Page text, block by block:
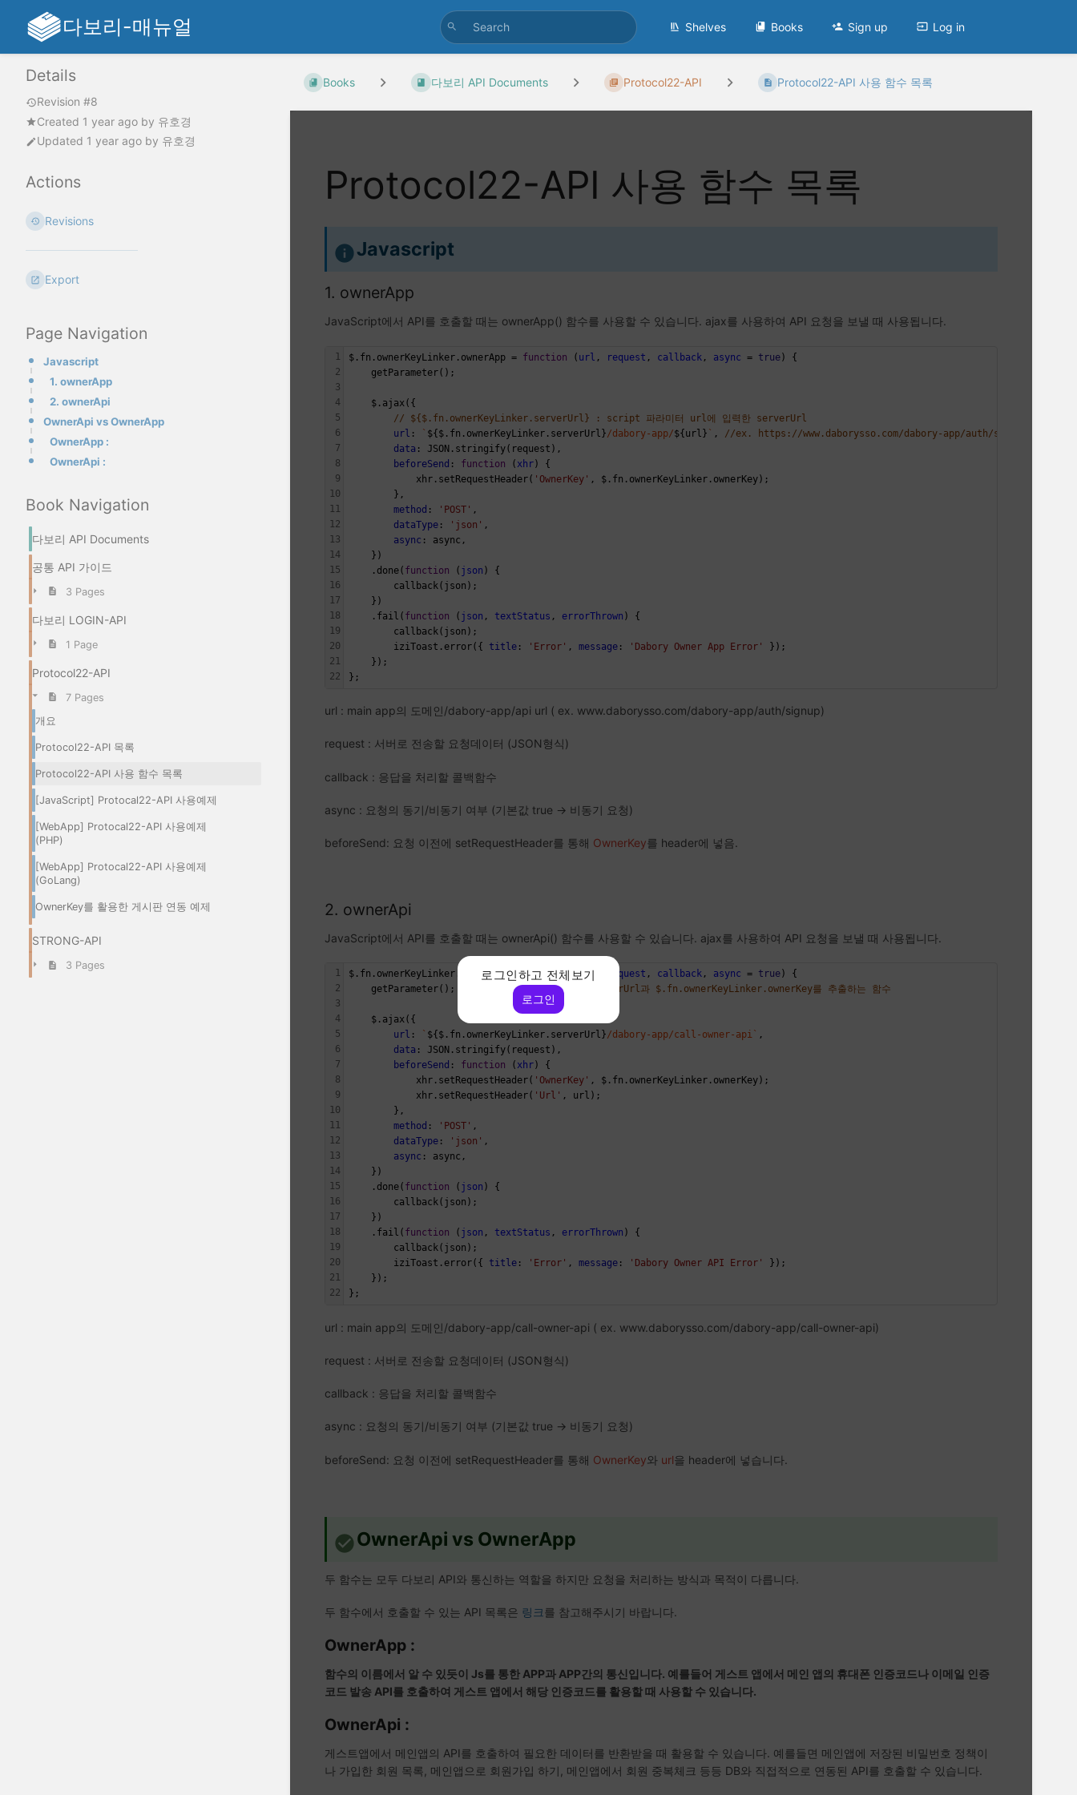
다보리-매뉴얼 Shelves Books Sign up Log in
Details
Revision #8
Created 1 year ago by 유호경
Updated 1 year ago by 유호경
Actions
Revisions
Export
Page Navigation
Javascript
1. ownerApp
2. ownerApi
OwnerApi vs OwnerApp
OwnerApp :
OwnerApi :
Book Navigation
다보리 API Documents
공통 API 가이드
3 Pages
다보리 LOGIN-API
1 Page
Protocol22-API
7 Pages
개요
Protocol22-API 목록
Protocol22-API 사용 함수 목록
[JavaScript] Protocal22-API 사용예제
[WebApp] Protocal22-API 사용예제
(PHP)
[WebApp] Protocal22-API 사용예제
(GoLang)
OwnerKey를 활용한 게시판 연동 예제
STRONG-API
3 Pages
Books 다보리 API Documents Protocol22-API Protocol22-API 사용 함수 목록
로그인하고 전체보기
로그인
Protocol22-API 사용 함수 목록
Javascript
1. ownerApp
JavaScript에서 API를 호출할 때는 ownerApp() 함수를 사용할 수 있습니다. ajax를 사용하여 API 요청을 보낼 때 사용됩니다.
1
2
3
4
5
6
7
8
9
10
11
12
13
14
15
16
17
18
19
20
21
22
$.fn.ownerKeyLinker.ownerApp = function ( url , request , callback , async = true) {
    getParameter();
    $.ajax({
// ${$.fn.ownerKeyLinker.serverUrl} : script 파라미터 url에 입력한 serverUrl
url : ` ${$.fn.ownerKeyLinker.serverUrl} /dabory-app/${url} ` ,
//ex. https://www.daborysso.com/dabory-app/auth/signup
data : JSON.stringify(request),
beforeSend : function ( xhr) {
            xhr.setRequestHeader(
'OwnerKey' , $.fn.ownerKeyLinker.ownerKey);
        },
method : 'POST' ,
dataType : 'json' ,
async : async,
    })
    .done(
function ( json ) {
        callback(json);
    })
    .fail(
function ( json , textStatus , errorThrown ) {
        callback(json);
        iziToast.error({
title : 'Error' , message : 'Dabory Owner App Error'
});
    });
};
url : main app의 도메인/dabory-app/api url ( ex. www.daborysso.com/dabory-app/auth/signup)
request : 서버로 전송할 요청데이터 (JSON형식)
callback : 응답을 처리할 콜백함수
async : 요청의 동기/비동기 여부 (기본값 true -> 비동기 요청)
beforeSend: 요청 이전에 setRequestHeader를 통해 OwnerKey를 header에 넣음.
2. ownerApi
JavaScript에서 API를 호출할 때는 ownerApi() 함수를 사용할 수 있습니다. ajax를 사용하여 API 요청을 보낼 때 사용됩니다.
1
2
3
4
5
6
7
8
9
10
11
12
13
14
15
16
17
18
19
20
21
22
$.fn.ownerKeyLinker.ownerApi = function (url request , callback , async = true ) {
    getParameter();
// $.fn.ownerKeyLinker.serverUrl과 $.fn.ownerKeyLinker.ownerKey를 추출하는 함수
    $.ajax({
url : ` ${$.fn.ownerKeyLinker.serverUrl}/dabory-app/call-owner-api` ,
data : JSON.stringify(request),
beforeSend : function ( xhr ) {
            xhr.setRequestHeader(
'OwnerKey' , $.fn.ownerKeyLinker.ownerKey);
            xhr.setRequestHeader(
'Url' , url);
        },
method : 'POST' ,
dataType : 'json' ,
async : async,
    })
    .done(
function ( json ) {
        callback(json);
    })
    .fail(
function ( json , textStatus , errorThrown ) {
        callback(json);
        iziToast.error({
title : 'Error' , message : 'Dabory Owner API Error'
});
    });
};
url : main app의 도메인/dabory-app/call-owner-api ( ex. www.daborysso.com/dabory-app/call-owner-api)
request : 서버로 전송할 요청데이터 (JSON형식)
callback : 응답을 처리할 콜백함수
async : 요청의 동기/비동기 여부 (기본값 true -> 비동기 요청)
beforeSend: 요청 이전에 setRequestHeader를 통해 OwnerKey와 url을 header에 넣습니다.
OwnerApi vs OwnerApp
두 함수는 모두 다보리 API와 통신하는 역할을 하지만 요청을 처리하는 방식과 목적이 다릅니다.
두 함수에서 호출할 수 있는 API 목록은 링크를 참고해주시기 바랍니다.
OwnerApp :
함수의 이름에서 알 수 있듯이 Js를 통한 APP과 APP간의 통신입니다. 예를들어 게스트 앱에서 메인 앱의 휴대폰 인증코드나 이메일 인증
코드 발송 API를 호출하여 게스트 앱에서 해당 인증코드를 활용할 때 사용할 수 있습니다.
OwnerApi :
게스트앱에서 메인앱의 API를 호출하여 필요한 데이터를 반환받을 때 활용할 수 있습니다. 예를들면 메인앱에 저장된 비밀번호 정책이
나 가입한 회원 목록, 메인앱으로 회원가입 하기, 메인앱에서 회원 중복체크 등등 DB와 직접적으로 연동된 API를 호출할 수 있습니다.